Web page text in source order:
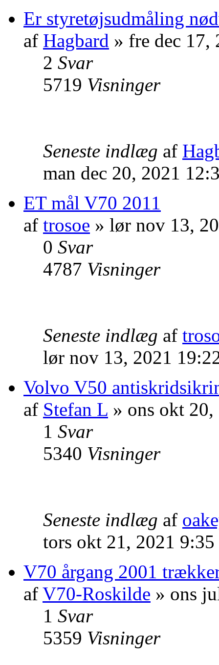
Er styretøjsudmåling
af Hagbard » fre dec 17,
2 Svar
5719 Visninger
Seneste indlæg af
man dec 20, 2021
ET mål V70 2011
af trosoe » lør nov 13,
0 Svar
4787 Visninger
Seneste indlæg af
lør nov 13, 2021
Volvo V50
af Stefan L » ons okt
1 Svar
5340 Visninger
Seneste indlæg af
tors okt 21, 2021 9:35
V70 årgang 2001
af V70-Roskilde » ons
1 Svar
5359 Visninger